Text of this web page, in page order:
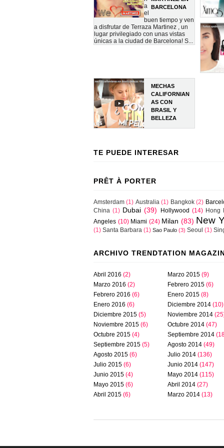
BARCELONA
a
el
buen tiempo y ven
a disfrutar de Terraza Martinez , un
lugar privilegiado con unas vistas
únicas a la ciudad de Barcelona! S...
MECHAS
CALIFORNIAN
AS CON
BRASIL Y
BELLEZA
TE PUEDE INTERESAR
PRÊT À PORTER
Amsterdam (1) Australia (1) Bangkok (2)
China (1) Dubai (39) Hollywood (14) Hong
Angeles (10) Miami (24) Milan (83) New
(1) Santa Barbara (1) Sao Paulo (3) Seoul (1)
ARCHIVO TRENDTATION
Abril 2016 (2)
Marzo 2016 (2)
Febrero 2016 (6)
Enero 2016 (6)
Diciembre 2015 (5)
Noviembre 2015 (6)
Octubre 2015 (4)
Septiembre 2015 (5)
Agosto 2015 (6)
Julio 2015 (6)
Junio 2015 (4)
Mayo 2015 (6)
Abril 2015 (6)
Marzo 2015 (9)
Febrero 2015 (6)
Enero 2015 (8)
Diciembre 2014 (10)
Noviembre 2014
Octubre 2014 (47)
Septiembre 2014
Agosto 2014 (49)
Julio 2014 (136)
Junio 2014 (147)
Mayo 2014 (115)
Abril 2014 (27)
Marzo 2014 (13)